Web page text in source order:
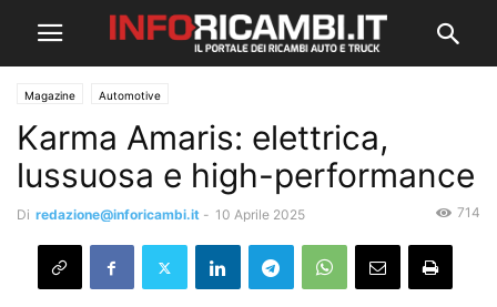
Magazine Automotive
Karma Amaris: elettrica,
lussuosa e high-performance
Di redazione@inforicambi.it - 10 Aprile 2025 714